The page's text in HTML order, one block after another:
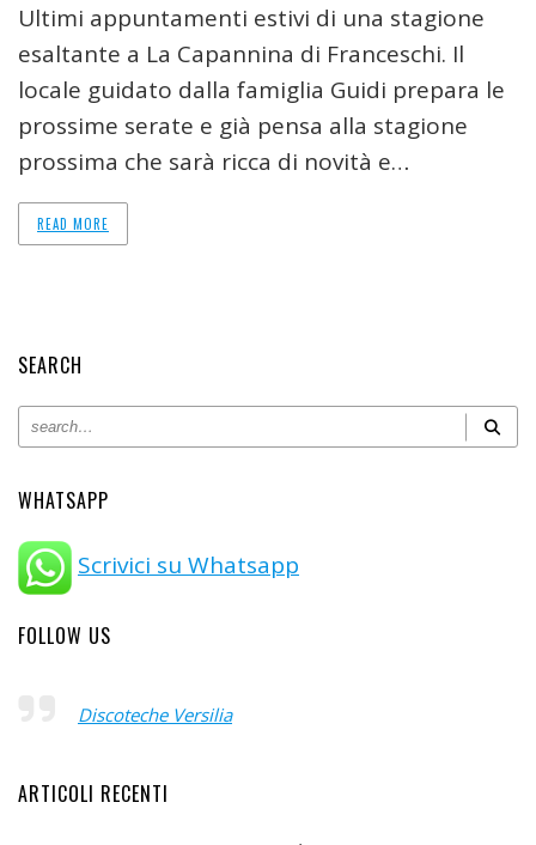
Ultimi appuntamenti estivi di una stagione
esaltante a La Capannina di Franceschi. Il
locale guidato dalla famiglia Guidi prepara le
prossime serate e già pensa alla stagione
prossima che sarà ricca di novità e…
READ MORE
SEARCH
WHATSAPP
Scrivici su Whatsapp
FOLLOW US
Discoteche Versilia
ARTICOLI RECENTI